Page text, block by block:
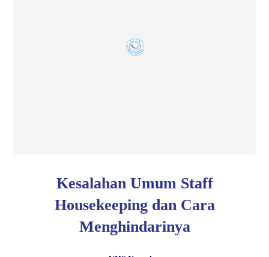
Kesalahan Umum Staff
Housekeeping dan Cara
Menghindarinya